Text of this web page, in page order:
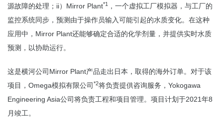
源故障的处理； ii） Mirror Plant*1
，一个虚拟工厂模拟器，与工厂的
监控系统同步，预测由于操作员输入可能引起的水质变化。在这种
应用中， Mirror Plant还能够确定合适的化学剂量，并提供实时水质
预测，以协助运行。
这是横河公司 Mirror Plant产品走出日本，取得的海外订单。对于该
项目， Omega模拟有限公司 *2将负责提供咨询服务， Yokogawa
Engineering Asia公司 将负责工程和项目管理。项目计划于2021年8
月竣工。